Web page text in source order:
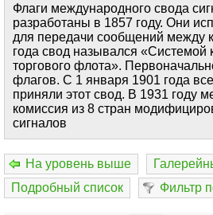
Флаги международного свода
разработаны в 1857 году. Они
для передачи сообщений между
года свод назывался «Системой
торгового флота».
флагов. С 1 января 1901 года
приняли этот свод. В 1931 году
комиссия из 8 стран
сигналов
На уровень выше
Подробный список
Фильтр